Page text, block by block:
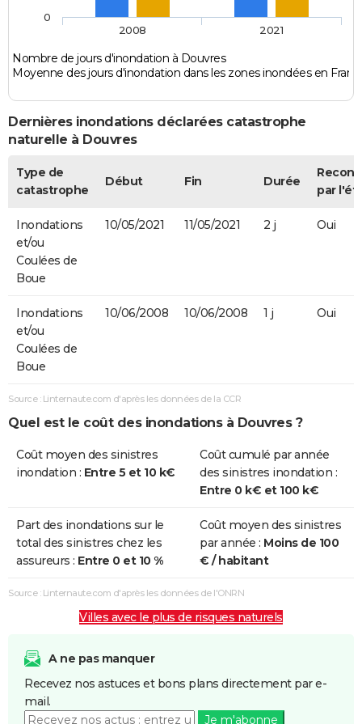
Nombre de jours d'inondation à Douvres
Moyenne des jours d'inondation dans les zones inondées en
2008 2021
0
Dernières inondations déclarées catastrophe
naturelle à Douvres
Type de
catastrophe
Début Fin Durée
par
Inondations
et/ou
Coulées de
Boue
10/05/2021 11/05/2021 2 j Oui
Inondations
et/ou
Coulées de
Boue
10/06/2008 10/06/2008 1 j Oui
Source : Linternaute.com d'après les données de la CCR
Quel est le coût des inondations à Douvres ?
Coût moyen des sinistres
inondation : Entre 5 et 10 k€
Coût cumulé par année
des sinistres inondation :
Entre 0 k€ et 100 k€
Part des inondations sur le
total des sinistres chez les
assureurs : Entre 0 et 10 %
Coût moyen des sinistres
par année : Moins de 100
€ / habitant
Source : Linternaute.com d'après les données de l'ONRN
Villes avec le plus de risques naturels
A ne pas manquer
Recevez nos astuces et bons plans directement par e-
mail.
Je m'abonne